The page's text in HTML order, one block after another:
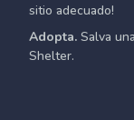
sitio adecuado!
Adopta. Salva
Shelter.